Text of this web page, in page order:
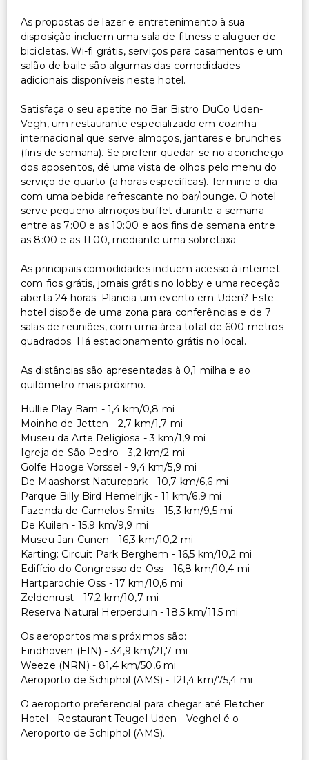
As propostas de lazer e entretenimento à sua
disposição incluem uma sala de fitness e aluguer de
bicicletas. Wi-fi grátis, serviços para casamentos e um
salão de baile são algumas das comodidades
adicionais disponíveis neste hotel.
Satisfaça o seu apetite no Bar Bistro DuCo Uden-
Vegh, um restaurante especializado em cozinha
internacional que serve almoços, jantares e brunches
(fins de semana). Se preferir quedar-se no aconchego
dos aposentos, dê uma vista de olhos pelo menu do
serviço de quarto (a horas específicas). Termine o dia
com uma bebida refrescante no bar/lounge. O hotel
serve pequeno-almoços buffet durante a semana
entre as 7:00 e as 10:00 e aos fins de semana entre
as 8:00 e as 11:00, mediante uma sobretaxa.
As principais comodidades incluem acesso à internet
com fios grátis, jornais grátis no lobby e uma receção
aberta 24 horas. Planeia um evento em Uden? Este
hotel dispõe de uma zona para conferências e de 7
salas de reuniões, com uma área total de 600 metros
quadrados. Há estacionamento grátis no local.
As distâncias são apresentadas à 0,1 milha e ao
quilómetro mais próximo.
Hullie Play Barn - 1,4 km/0,8 mi
Moinho de Jetten - 2,7 km/1,7 mi
Museu da Arte Religiosa - 3 km/1,9 mi
Igreja de São Pedro - 3,2 km/2 mi
Golfe Hooge Vorssel - 9,4 km/5,9 mi
De Maashorst Naturepark - 10,7 km/6,6 mi
Parque Billy Bird Hemelrijk - 11 km/6,9 mi
Fazenda de Camelos Smits - 15,3 km/9,5 mi
De Kuilen - 15,9 km/9,9 mi
Museu Jan Cunen - 16,3 km/10,2 mi
Karting: Circuit Park Berghem - 16,5 km/10,2 mi
Edifício do Congresso de Oss - 16,8 km/10,4 mi
Hartparochie Oss - 17 km/10,6 mi
Zeldenrust - 17,2 km/10,7 mi
Reserva Natural Herperduin - 18,5 km/11,5 mi
Os aeroportos mais próximos são:
Eindhoven (EIN) - 34,9 km/21,7 mi
Weeze (NRN) - 81,4 km/50,6 mi
Aeroporto de Schiphol (AMS) - 121,4 km/75,4 mi
O aeroporto preferencial para chegar até Fletcher
Hotel - Restaurant Teugel Uden - Veghel é o
Aeroporto de Schiphol (AMS).